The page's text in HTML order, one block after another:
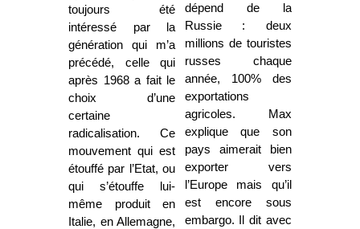
toujours été
intéressé par la
génération qui m’a
précédé, celle qui
après 1968 a fait le
choix d’une
certaine
radicalisation. Ce
mouvement qui est
étouffé par l’Etat, ou
qui s’étouffe lui-
même produit en
Italie, en Allemagne,
dépend de la
Russie : deux
millions de touristes
russes chaque
année, 100% des
exportations
agricoles. Max
explique que son
pays aimerait bien
exporter vers
l’Europe mais qu’il
est encore sous
embargo. Il dit avec